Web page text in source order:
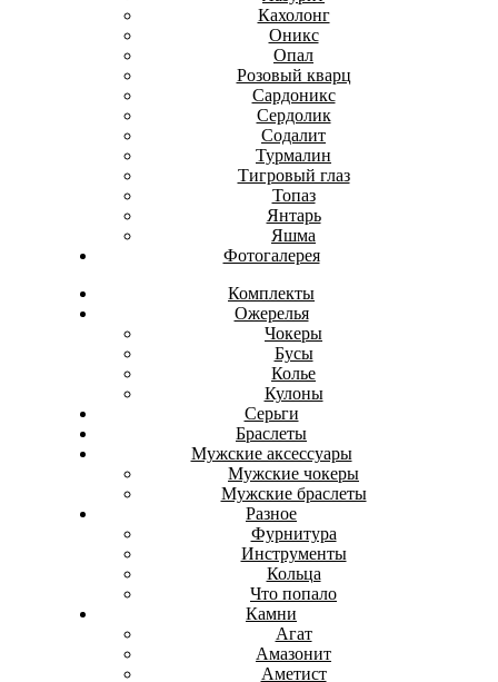
Кахолонг
Оникс
Опал
Розовый кварц
Сардоникс
Сердолик
Содалит
Турмалин
Тигровый глаз
Топаз
Янтарь
Яшма
Фотогалерея
Комплекты
Ожерелья
Чокеры
Бусы
Колье
Кулоны
Серьги
Браслеты
Мужские аксессуары
Мужские чокеры
Мужские браслеты
Разное
Фурнитура
Инструменты
Кольца
Что попало
Камни
Агат
Амазонит
Аметист